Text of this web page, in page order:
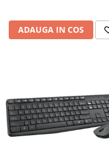
ADAUGA IN COS